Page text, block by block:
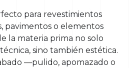
para revestimientos
pavimentos o elementos
la materia prima no solo
sino también estética.
—pulido, apomazado o